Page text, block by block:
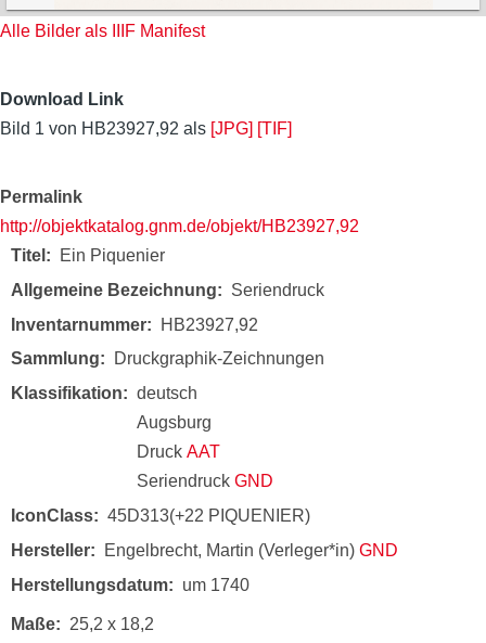
Alle Bilder als IIIF Manifest
Download Link
Bild 1 von HB23927,92 als [JPG] [TIF]
Permalink
http://objektkatalog.gnm.de/objekt/HB23927,92
Titel
Ein Piquenier
Allgemeine Bezeichnung
Seriendruck
Inventarnummer
HB23927,92
Sammlung
Druckgraphik-Zeichnungen
Klassifikation
deutsch
Augsburg
Druck AAT
Seriendruck GND
IconClass
45D313(+22 PIQUENIER)
Hersteller
Engelbrecht, Martin (Verleger*in) GND
Herstellungsdatum
um 1740
Maße
25,2 x 18,2